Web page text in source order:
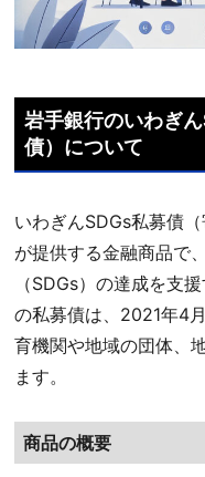
岩手銀行のいわぎ
債）について
いわぎんSDGs私募債
が提供する金融商品で
（SDGs）の達成を支
の私募債は、2021年4
育機関や地域の団体、
ます。
商品の概要